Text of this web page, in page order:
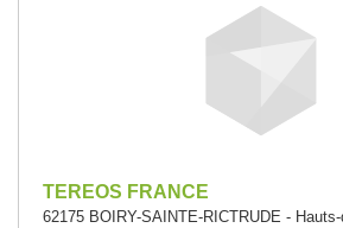
TEREOS FRANCE
62175 BOIRY-SAINTE-RICTRUDE -